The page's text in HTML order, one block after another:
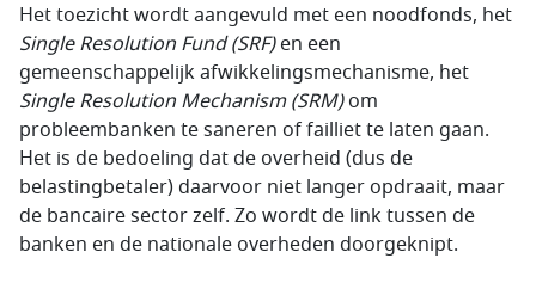
Het toezicht wordt aangevuld met een noodfonds, het
Single Resolution Fund(SRF)en een
gemeenschappelijk afwikkelingsmechanisme, het
Single Resolution Mechanism(SRM)om
probleembanken te saneren of failliet te laten gaan.
Het is de bedoeling dat de overheid (dus de
belastingbetaler) daarvoor niet langer opdraait, maar
de bancaire sector zelf. Zo wordt de link tussen de
banken en de nationale overheden doorgeknipt.